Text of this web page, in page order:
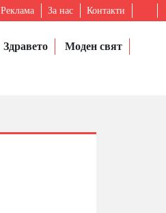
Реклама За нас Контакти
Здравето
Моден свят